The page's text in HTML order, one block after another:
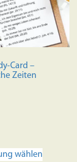
Card –
Zeiten
wählen